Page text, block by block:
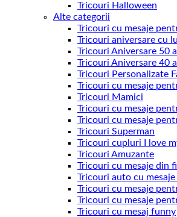
Tricouri Halloween
Alte categorii
Tricouri cu mesaje
Tricouri aniversare cu
Tricouri Aniversare 50
Tricouri Aniversare 40
Tricouri Personalizate
Tricouri cu mesaje
Tricouri Mamici
Tricouri cu mesaje
Tricouri cu mesaje
Tricouri Superman
Tricouri cupluri I love
Tricouri Amuzante
Tricouri cu mesaje din
Tricouri auto cu mesaje
Tricouri cu mesaje
Tricouri cu mesaje
Tricouri cu mesaj funny